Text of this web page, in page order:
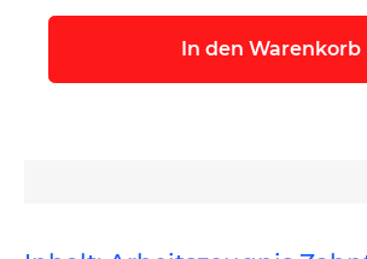
In den Warenkorb